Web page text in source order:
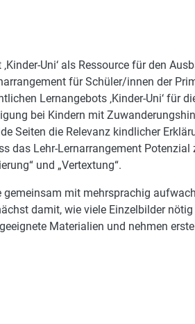
Uni‘ als Ressource für den
für Schüler/innen der
Lernangebots ‚Kinder-Uni‘ für
bei Kindern mit
Seiten die Relevanz kindlicher
das Lehr-Lernarrangement Potenzial
und „Vertextung“.
mit mehrsprachig
damit, wie viele Einzelbilder
Materialien und nehmen